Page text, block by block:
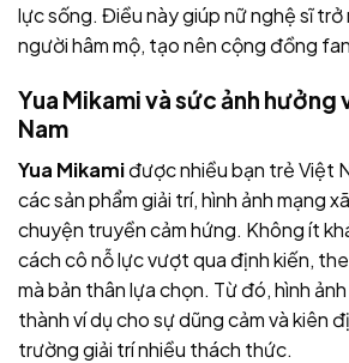
lực sống. Điều này giúp nữ nghệ sĩ trở
người hâm mộ, tạo nên cộng đồng
Yua Mikami và sức ảnh
Nam
Yua Mikamiđược nhiều bạn trẻ Việt
các sản phẩm giải trí, hình ảnh mạng
chuyện truyền cảm hứng. Không ít
cách cô nỗ lực vượt qua định kiến,
mà bản thân lựa chọn. Từ đó, hình
thành ví dụ cho sự dũng cảm và kiên
trường giải trí nhiều thách thức.